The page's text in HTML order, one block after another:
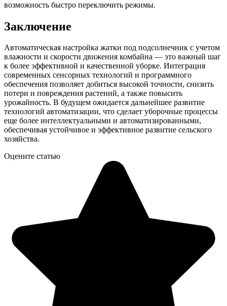
возможность быстро переключить режимы.
Заключение
Автоматическая настройка жатки под подсолнечник с учетом
влажности и скорости движения комбайна — это важный шаг
к более эффективной и качественной уборке. Интеграция
современных сенсорных технологий и программного
обеспечения позволяет добиться высокой точности, снизить
потери и повреждения растений, а также повысить
урожайность. В будущем ожидается дальнейшее развитие
технологий автоматизации, что сделает уборочные процессы
еще более интеллектуальными и автоматизированными,
обеспечивая устойчивое и эффективное развитие сельского
хозяйства.
Оцените статью